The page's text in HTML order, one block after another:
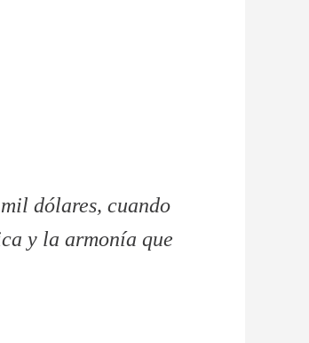
dólares, cuando
y la armonía que